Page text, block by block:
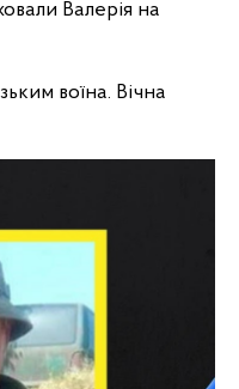
Валерія на
воїна. Вічна